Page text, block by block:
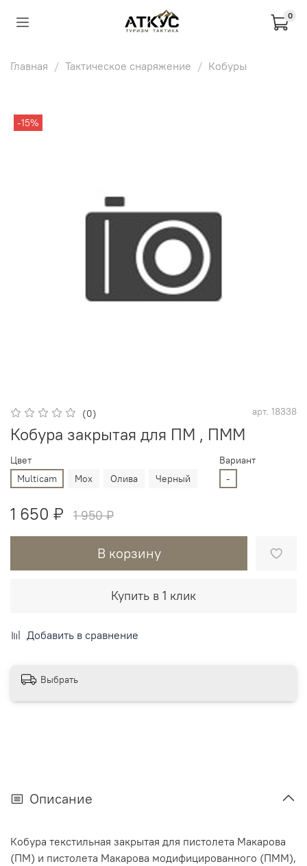
0
Главная Тактическое снаряжение Кобуры
-15%
(0) арт. 18338
Кобура закрытая для ПМ , ПММ
Цвет
Multicam
Мох Олива Черный
Вариант
-
1 650 ₽ 1 950 ₽
В корзину
Купить в 1 клик
Добавить в сравнение
Выбрать
Описание
Кобура текстильная закрытая для пистолета Макарова
(ПМ) и пистолета Макарова модифицированного (ПММ),